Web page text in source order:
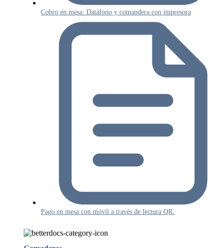
Cobro en mesa: Datáfono y comandera con impresora
Pago en mesa con móvil a través de lectura QR.